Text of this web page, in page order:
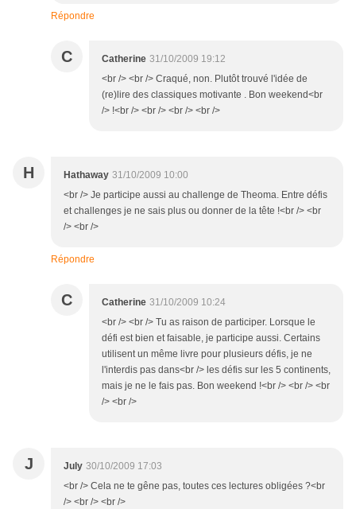
Répondre
C Catherine 31/10/2009 19:12
<br /> <br /> Craqué, non. Plutôt trouvé l'idée de
(re)lire des classiques motivante . Bon weekend<br
/> !<br /> <br /> <br /> <br />
H Hathaway 31/10/2009 10:00
<br /> Je participe aussi au challenge de Theoma. Entre défis
et challenges je ne sais plus ou donner de la tête !<br /> <br
/> <br />
Répondre
C Catherine 31/10/2009 10:24
<br /> <br /> Tu as raison de participer. Lorsque le
défi est bien et faisable, je participe aussi. Certains
utilisent un même livre pour plusieurs défis, je ne
l'interdis pas dans<br /> les défis sur les 5 continents,
mais je ne le fais pas. Bon weekend !<br /> <br /> <br
/> <br />
J July 30/10/2009 17:03
<br /> Cela ne te gêne pas, toutes ces lectures obligées ?<br
/> <br /> <br />